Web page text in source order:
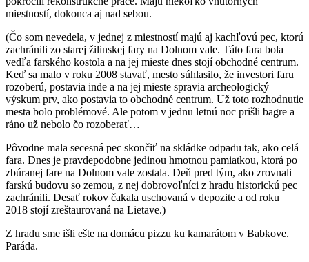
miestností, dokonca aj nad sebou.
(Čo som nevedela, v jednej z miestností majú aj kachľovú pec, ktorú
zachránili zo starej žilinskej fary na Dolnom vale. Táto fara bola
vedľa farského kostola a na jej mieste dnes stojí obchodné centrum.
Keď sa malo v roku 2008 stavať, mesto súhlasilo, že investori faru
rozoberú, postavia inde a na jej mieste spravia archeologický
výskum prv, ako postavia to obchodné centrum. Už toto rozhodnutie
mesta bolo problémové. Ale potom v jednu letnú noc prišli bagre a
ráno už nebolo čo rozoberať…
Pôvodne mala secesná pec skončiť na skládke odpadu tak, ako celá
fara. Dnes je pravdepodobne jedinou hmotnou pamiatkou, ktorá po
zbúranej fare na Dolnom vale zostala. Deň pred tým, ako zrovnali
farskú budovu so zemou, z nej dobrovoľníci z hradu historickú pec
zachránili. Desať rokov čakala uschovaná v depozite a od roku
2018 stojí zreštaurovaná na Lietave.)
Z hradu sme išli ešte na domácu pizzu ku kamarátom v Babkove.
Paráda.